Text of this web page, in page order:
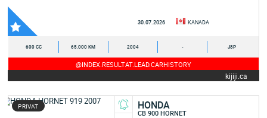
30.07.2026 KANADA
600 CC 65.000 KM 2004 - J8P
@INDEX.RESULTAT.LEAD.CARHISTORY
kijiji.ca
PRIVAT HONDA
CB 900 HORNET